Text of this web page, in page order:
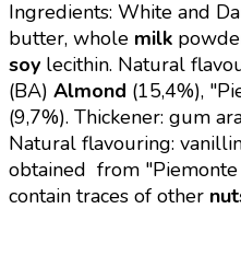
Ingredients: White and
butter, whole milk
soy lecithin. Natural
(BA) Almond (15,4%),
(9,7%). Thickener: gum
Natural flavouring:
obtained from "Piemonte
contain traces of other